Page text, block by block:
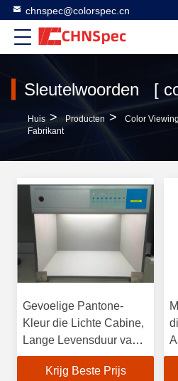
chnspec@colorspec.cn
Huis > Producten >
Color
Fabrikant
Gevoelige Pantone-
Kleur die Lichte Cabine,
Lange Levensduur van
de Kleuren de Passende
Cabine bekijken
Krijg Beste Prijs